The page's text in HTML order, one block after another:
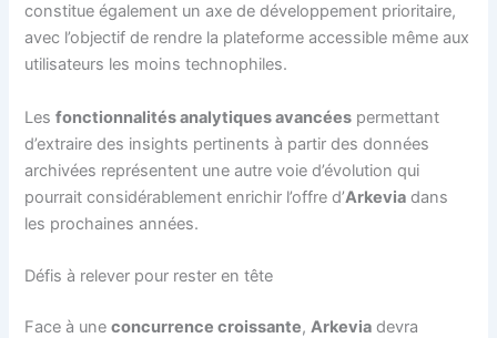
constitue également un axe de développement prioritaire,
avec l’objectif de rendre la plateforme accessible même aux
utilisateurs les moins technophiles.
Lesfonctionnalités analytiques avancées permettant
d’extraire des insights pertinents à partir des données
archivées représentent une autre voie d’évolution qui
pourrait considérablement enrichir l’offre d’Arkevia dans
les prochaines années.
Défis à relever pour rester en tête
Face à uneconcurrence croissante,Arkevia devra